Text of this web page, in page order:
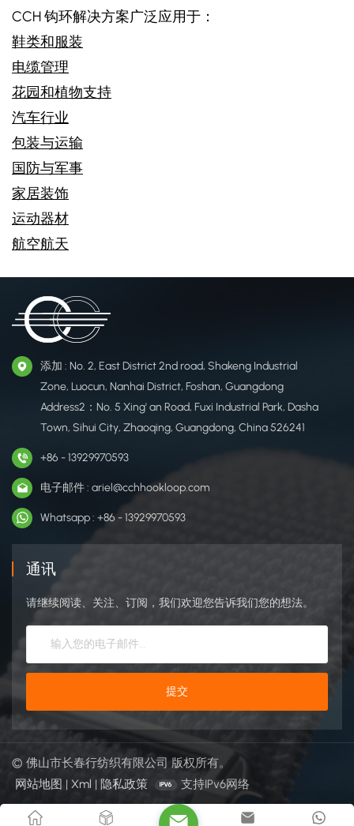
CCH 钩环解决方案广泛应用于：
鞋类和服装
电缆管理
花园和植物支持
汽车行业
包装与运输
国防与军事
家居装饰
运动器材
航空航天
添加 : No. 2, East District 2nd road, Shakeng Industrial
Zone, Luocun, Nanhai District, Foshan, Guangdong
Address2：No. 5 Xing' an Road, Fuxi Industrial Park, Dasha
Town, Sihui City, Zhaoqing, Guangdong, China 526241
+86 - 13929970593
电子邮件 : ariel@cchhookloop.com
Whatsapp : +86 - 13929970593
通讯
请继续阅读、关注、订阅，我们欢迎您告诉我们您的想法。
© 佛山市长春行纺织有限公司 版权所有。
网站地图 | Xml | 隐私政策 支持IPv6网络